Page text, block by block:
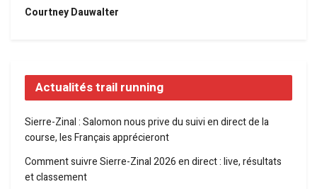
Courtney Dauwalter
Actualités trail running
Sierre-Zinal : Salomon nous prive du suivi en direct de la
course, les Français apprécieront
Comment suivre Sierre-Zinal 2026 en direct : live, résultats
et classement